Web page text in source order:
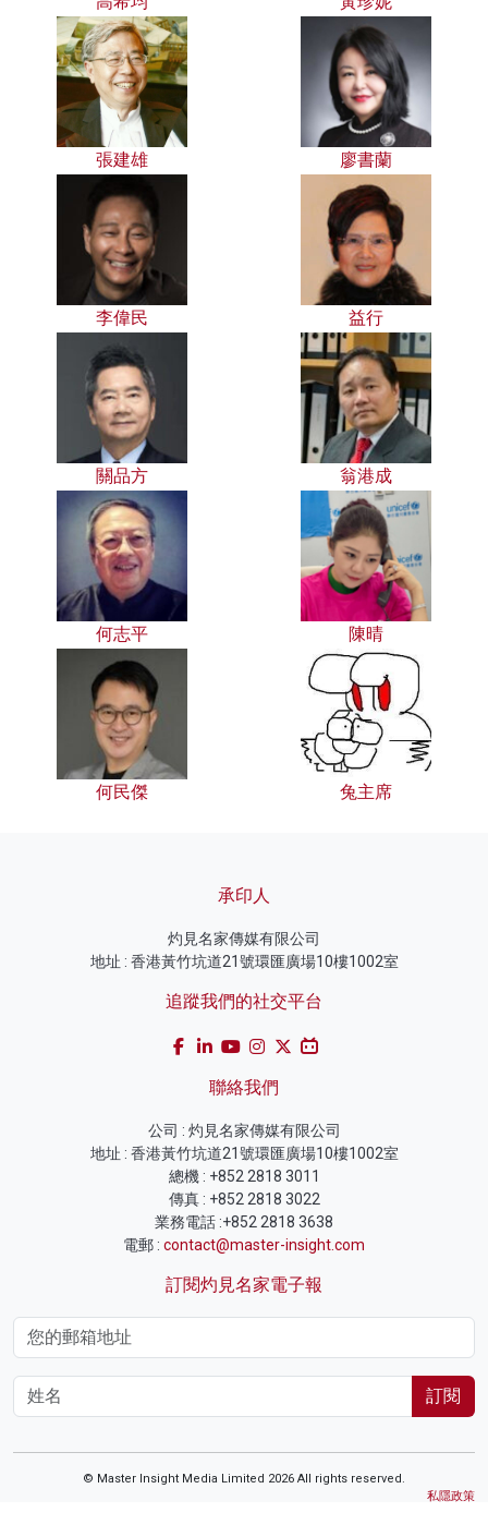
張建雄 廖書蘭
李偉民 益行
關品方 翁港成
何志平 陳晴
何民傑 兔主席
承印人
灼見名家傳媒有限公司
地址 : 香港黃竹坑道21號環匯廣場10樓1002室
追蹤我們的社交平台
聯絡我們
公司 : 灼見名家傳媒有限公司
地址 : 香港黃竹坑道21號環匯廣場10樓1002室
總機 : +852 2818 3011
傳真 : +852 2818 3022
業務電話 :+852 2818 3638
電郵 : contact@master-insight.com
訂閱灼見名家電子報
訂閱
© Master Insight Media Limited 2026 All rights reserved.
私隱政策